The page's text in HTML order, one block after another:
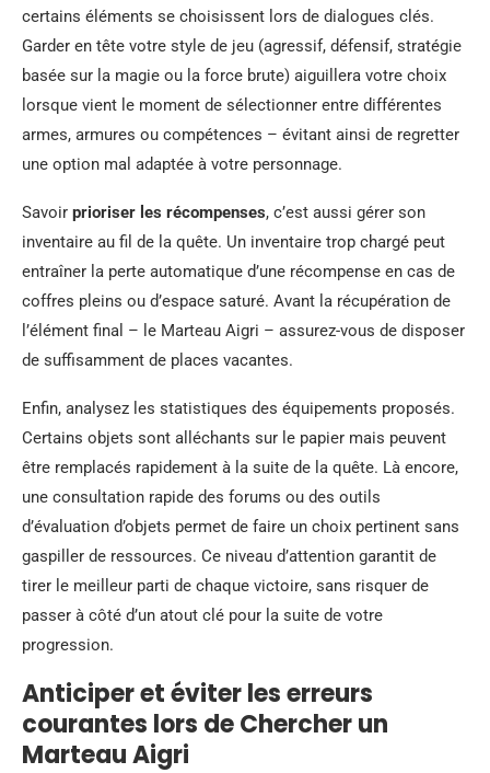
certains éléments se choisissent lors de dialogues clés.
Garder en tête votre style de jeu (agressif, défensif, stratégie
basée sur la magie ou la force brute) aiguillera votre choix
lorsque vient le moment de sélectionner entre différentes
armes, armures ou compétences – évitant ainsi de regretter
une option mal adaptée à votre personnage.
Savoir prioriser les récompenses, c’est aussi gérer son
inventaire au fil de la quête. Un inventaire trop chargé peut
entraîner la perte automatique d’une récompense en cas de
coffres pleins ou d’espace saturé. Avant la récupération de
l’élément final – le Marteau Aigri – assurez-vous de disposer
de suffisamment de places vacantes.
Enfin, analysez les statistiques des équipements proposés.
Certains objets sont alléchants sur le papier mais peuvent
être remplacés rapidement à la suite de la quête. Là encore,
une consultation rapide des forums ou des outils
d’évaluation d’objets permet de faire un choix pertinent sans
gaspiller de ressources. Ce niveau d’attention garantit de
tirer le meilleur parti de chaque victoire, sans risquer de
passer à côté d’un atout clé pour la suite de votre
progression.
Anticiper et éviter les erreurs
courantes lors de Chercher un
Marteau Aigri